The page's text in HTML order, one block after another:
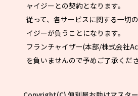
ャイジーとの契約となります。
従って、各サービスに関する一切
イジーが負うことになります。
フランチャイザー(本部/株式会社
を負いませんので予めご了承くださ